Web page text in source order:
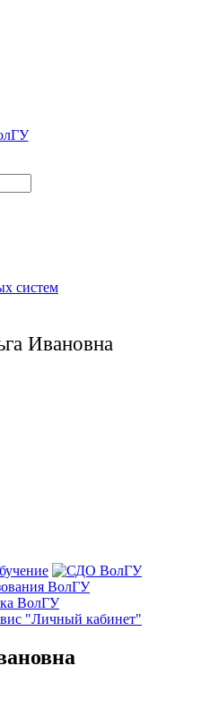
систем
Ивановна
ВолГУ
ВолГУ
"Личный кабинет"